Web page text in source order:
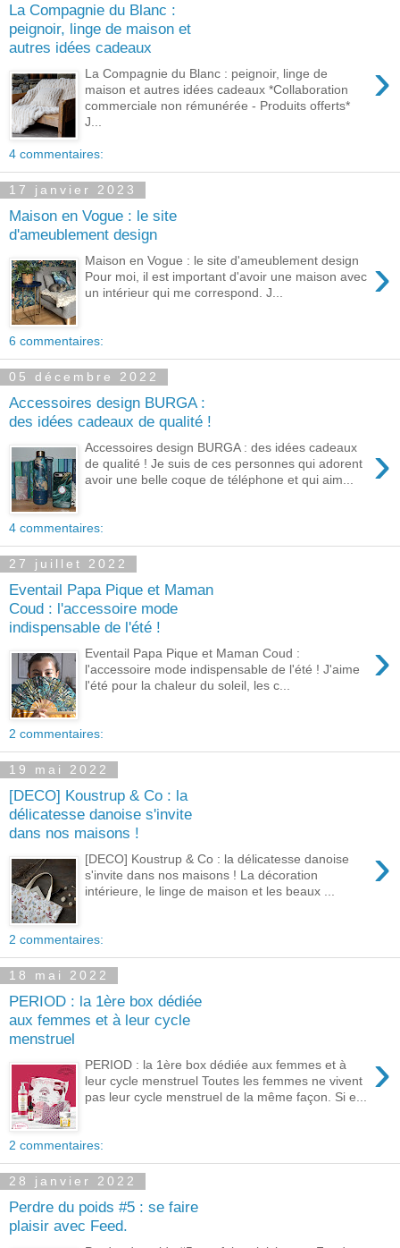
La Compagnie du Blanc :
peignoir, linge de maison et
autres idées cadeaux
›
La Compagnie du Blanc : peignoir, linge de
maison et autres idées cadeaux *Collaboration
commerciale non rémunérée - Produits offerts*
J...
4 commentaires:
17 janvier 2023
Maison en Vogue : le site
d'ameublement design
›
Maison en Vogue : le site d'ameublement design
Pour moi, il est important d'avoir une maison avec
un intérieur qui me correspond. J...
6 commentaires:
05 décembre 2022
Accessoires design BURGA :
des idées cadeaux de qualité !
›
Accessoires design BURGA : des idées cadeaux
de qualité ! Je suis de ces personnes qui adorent
avoir une belle coque de téléphone et qui aim...
4 commentaires:
27 juillet 2022
Eventail Papa Pique et Maman
Coud : l'accessoire mode
indispensable de l'été !
›
Eventail Papa Pique et Maman Coud :
l'accessoire mode indispensable de l'été ! J'aime
l'été pour la chaleur du soleil, les c...
2 commentaires:
19 mai 2022
[DECO] Koustrup & Co : la
délicatesse danoise s'invite
dans nos maisons !
›
[DECO] Koustrup & Co : la délicatesse danoise
s'invite dans nos maisons ! La décoration
intérieure, le linge de maison et les beaux ...
2 commentaires:
18 mai 2022
PERIOD : la 1ère box dédiée
aux femmes et à leur cycle
menstruel
›
PERIOD : la 1ère box dédiée aux femmes et à
leur cycle menstruel Toutes les femmes ne vivent
pas leur cycle menstruel de la même façon. Si e...
2 commentaires:
28 janvier 2022
Perdre du poids #5 : se faire
plaisir avec Feed.